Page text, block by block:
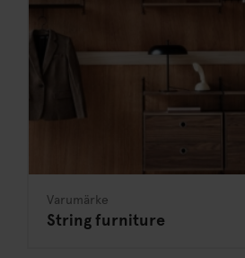
Varumärke
String furniture